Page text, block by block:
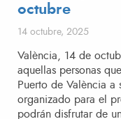
octubre
Publicado el
14 octubre, 2025
València, 14 de
aquellas personas
Puerto de València a
organizado para el
podrán disfrutar de